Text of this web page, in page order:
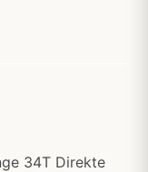
34T Direkte